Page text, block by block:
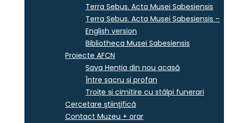
Terra Sebus. Acta Musei Sabesiensis
Terra Sebus. Acta Musei Sabesiensis –
English version
Bibliotheca Musei Sabesiensis
Proiecte AFCN
Sava Henția din nou acasă
Între sacru și profan
Troițe și cimitire cu stâlpi funerari
Cercetare ştiinţifică
Contact Muzeu + orar